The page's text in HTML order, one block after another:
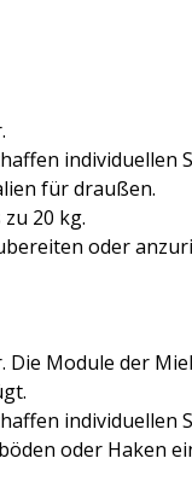
individuellen
für draußen.
20 kg.
oder
Module der
individuellen
oder Haken